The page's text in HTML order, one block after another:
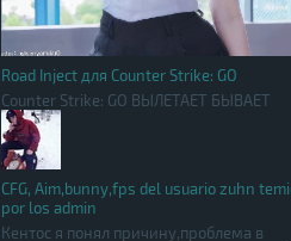
Road Inject для Counter Strike: GO
Counter Strike: GO ВЫЛЕТАЕТ БЫВАЕТ
CFG, Aim,bunny,fps del usuario zuhn
por los admin
Кентос я понял причину,проблема в